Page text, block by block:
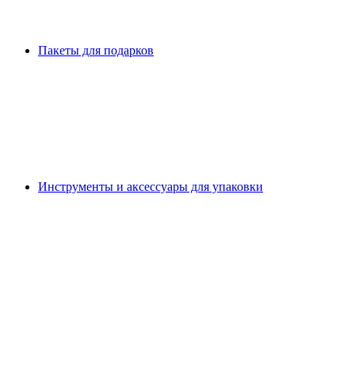
Пакеты для подарков
Инструменты и аксессуары для упаковки